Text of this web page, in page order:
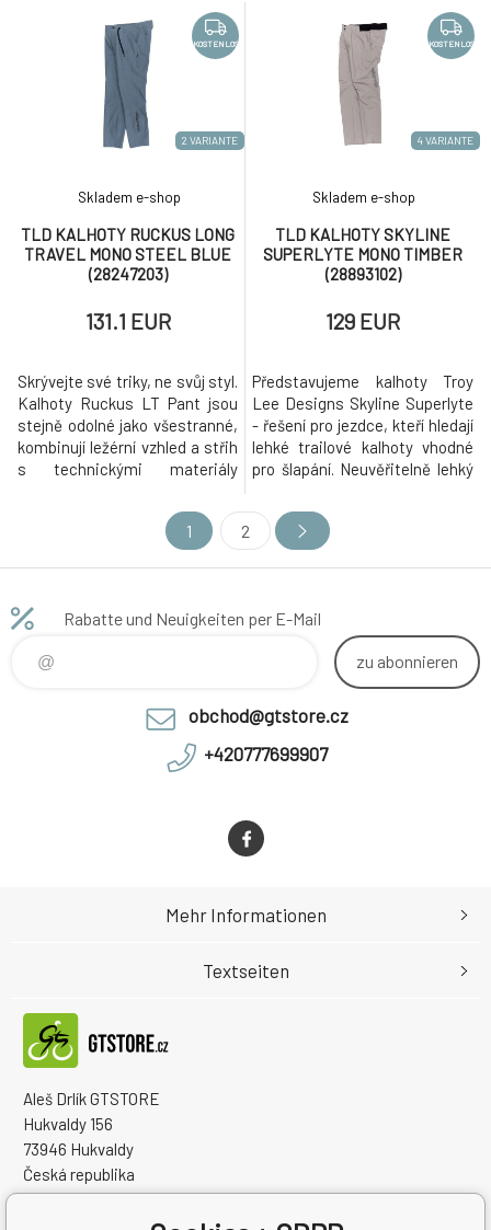
šířky pasu dělá z modelu Lilium
dokonalou volbu, ať už se
chystáte na jakékoli
dobrodružství. • Wmns Ergo
Endurance Fit • Bluesign
kterých snadno uložíte všechny
své nezbytnosti při stavění
trailů nebo enduro
dobrodružstvích.
2 VARIANTE
KOSTENLOS
TLD KALHOTY RUCKUS LONG
TRAVEL MONO STEEL BLUE
(28247203)
Skladem e-shop
131.1 EUR
Skrývejte své triky, ne svůj styl.
Kalhoty Ruckus LT Pant jsou
stejně odolné jako všestranné,
kombinují ležérní vzhled a střih
s technickými materiály
které neznají hranice. Pět
kapes nabízí dostatek prostoru
pro všechny nezbytnosti při
strečové tkaniny
4 VARIANTE
KOSTENLOS
TLD KALHOTY SKYLINE
SUPERLYTE MONO TIMBER
(28893102)
Skladem e-shop
129 EUR
Představujeme kalhoty Troy
Lee Designs Skyline Superlyte
- řešení pro jezdce, kteří hledají
lehké trailové kalhoty vhodné
pro šlapání. Neuvěřitelně lehký
schválený společností
Bluesign® odvádí vlhkost,
zatímco v pase je prvotřídní
na mobilní telefon
1 2
Rabatte und Neuigkeiten per E-Mail
zu abonnieren
obchod@gtstore.cz
+420777699907
Aleš Drlík GTSTORE
Hukvaldy 156
73946 Hukvaldy
Česká republika
Handelsregister Nr.: 68908792
Steuernum.: CZ7405084940
Mehr Informationen
Textseiten